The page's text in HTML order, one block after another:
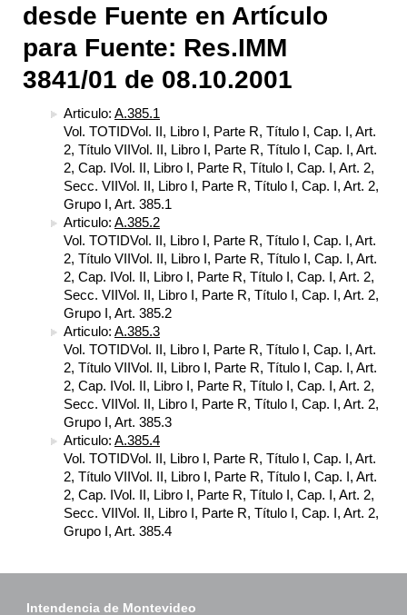
desde Fuente en Artículo
para Fuente: Res.IMM
3841/01 de 08.10.2001
Articulo: A.385.1
Vol. TOTIDVol. II, Libro I, Parte R, Título I, Cap. I, Art.
2, Título VIIVol. II, Libro I, Parte R, Título I, Cap. I, Art.
2, Cap. IVol. II, Libro I, Parte R, Título I, Cap. I, Art. 2,
Secc. VIIVol. II, Libro I, Parte R, Título I, Cap. I, Art. 2,
Grupo I, Art. 385.1
Articulo: A.385.2
Vol. TOTIDVol. II, Libro I, Parte R, Título I, Cap. I, Art.
2, Título VIIVol. II, Libro I, Parte R, Título I, Cap. I, Art.
2, Cap. IVol. II, Libro I, Parte R, Título I, Cap. I, Art. 2,
Secc. VIIVol. II, Libro I, Parte R, Título I, Cap. I, Art. 2,
Grupo I, Art. 385.2
Articulo: A.385.3
Vol. TOTIDVol. II, Libro I, Parte R, Título I, Cap. I, Art.
2, Título VIIVol. II, Libro I, Parte R, Título I, Cap. I, Art.
2, Cap. IVol. II, Libro I, Parte R, Título I, Cap. I, Art. 2,
Secc. VIIVol. II, Libro I, Parte R, Título I, Cap. I, Art. 2,
Grupo I, Art. 385.3
Articulo: A.385.4
Vol. TOTIDVol. II, Libro I, Parte R, Título I, Cap. I, Art.
2, Título VIIVol. II, Libro I, Parte R, Título I, Cap. I, Art.
2, Cap. IVol. II, Libro I, Parte R, Título I, Cap. I, Art. 2,
Secc. VIIVol. II, Libro I, Parte R, Título I, Cap. I, Art. 2,
Grupo I, Art. 385.4
Intendencia de Montevideo